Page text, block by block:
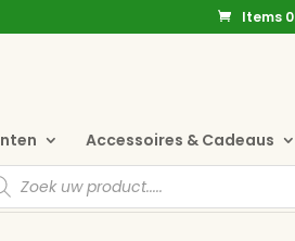
Items 0
Accessoires & Cadeaus